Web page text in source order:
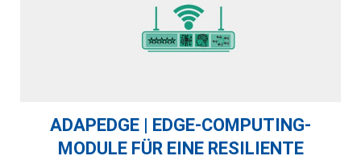
ADAPEDGE | EDGE-COMPUTING-
MODULE FÜR EINE RESILIENTE